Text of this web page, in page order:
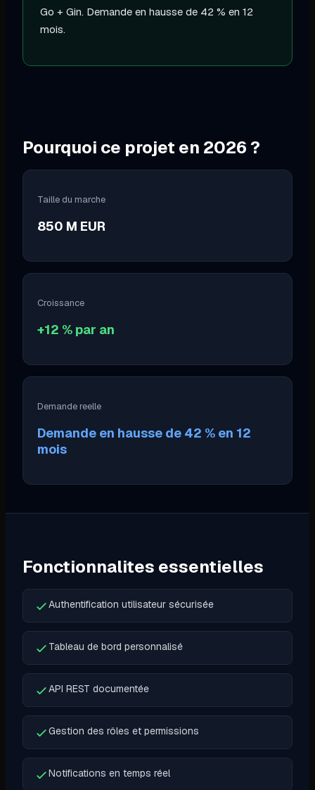
Go + Gin. Demande en hausse de 42 % en 12
mois.
Pourquoi ce projet en 2026?
Taille du marche
850 M EUR
Croissance
+12 % par an
Demande reelle
Demande en hausse de 42 % en 12
mois
Fonctionnalites essentielles
Authentification utilisateur sécurisée
Tableau de bord personnalisé
API REST documentée
Gestion des rôles et permissions
Notifications en temps réel